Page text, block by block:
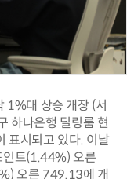
1%대 상승 개장 (서
하나은행 딜링룸 현
표시되고 있다. 이날
트(1.44%) 오른
오른 749.13에 개